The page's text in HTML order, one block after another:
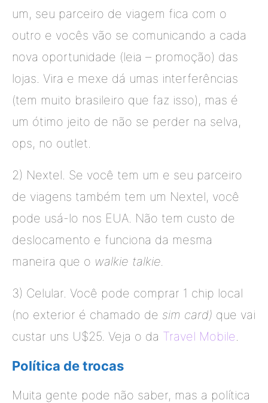
um, seu parceiro de viagem fica com o
outro e vocês vão se comunicando a cada
nova oportunidade (leia – promoção) das
lojas. Vira e mexe dá umas interferências
(tem muito brasileiro que faz isso), mas é
um ótimo jeito de não se perder na selva,
ops, no outlet.
2) Nextel. Se você tem um e seu parceiro
de viagens também tem um Nextel, você
pode usá-lo nos EUA. Não tem custo de
deslocamento e funciona da mesma
maneira que o walkie talkie.
3) Celular. Você pode comprar 1 chip local
(no exterior é chamado de sim card) que vai
custar uns U$25. Veja o da Travel Mobile
Política de trocas
Muita gente pode não saber, mas a política